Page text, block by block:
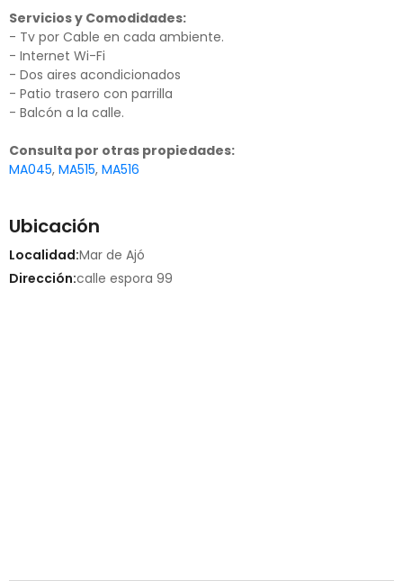
Servicios y Comodidades:
- Tv por Cable en cada ambiente.
- Internet Wi-Fi
- Dos aires acondicionados
- Patio trasero con parrilla
- Balcón a la calle.
Consulta por otras propiedades:
MA045, MA515, MA516
Ubicación
Localidad:Mar de Ajó
Dirección:calle espora 99